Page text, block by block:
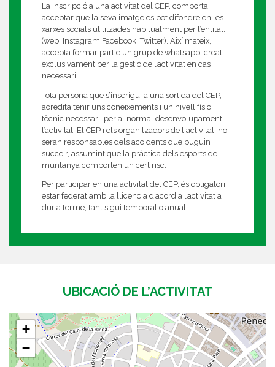
La inscripció a una activitat del CEP, comporta
acceptar que la seva imatge es pot difondre en les
xarxes socials utilitzades habitualment per l’entitat.
(web, Instagram,Facebook, Twitter). Així mateix,
accepta formar part d’un grup de whatsapp, creat
exclusivament per la gestió de l’activitat en cas
necessari.
Tota persona que s’inscrigui a una sortida del CEP,
acredita tenir uns coneixements i un nivell físic i
tècnic necessari, per al normal desenvolupament
l’activitat. El CEP i els organitzadors de l'activitat, no
seran responsables dels accidents que puguin
succeir, assumint que la pràctica dels esports de
muntanya comporten un cert risc.
Per participar en una activitat del CEP, és obligatori
estar federat amb la llicencia d’acord a l’activitat a
dur a terme, tant sigui temporal o anual.
UBICACIÓ DE L’ACTIVITAT
+
−